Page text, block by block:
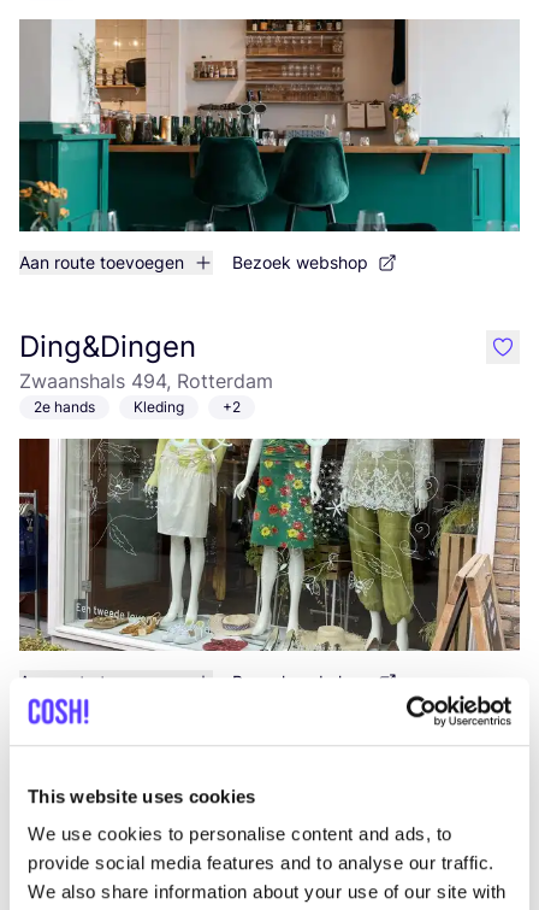
This website uses cookies
We use cookies to personalise content and ads, to
provide social media features and to analyse our traffic.
We also share information about your use of our site with
Aan route toevoegen Bezoek webshop
Ding&Dingen
Zwaanshals 494, Rotterdam
2e hands Kleding +2
Aan route toevoegen Bezoek webshop
like
Weena
Weena 70, Rotterdam
2e hands Kleding +2